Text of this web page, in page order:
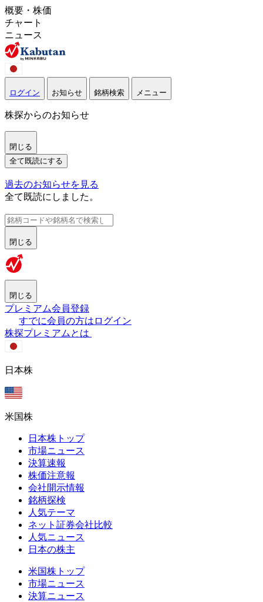
概要・株価
チャート
ニュース
ログイン お知らせ 銘柄検索 メニュー
株探からのお知らせ
閉じる
全て既読にする
過去のお知らせを見る
全て既読にしました。
閉じる
閉じる
プレミアム会員登録
すでに会員の方はログイン
株探プレミアムとは
日本株
米国株
日本株トップ
市場ニュース
決算速報
株価注意報
会社開示情報
銘柄探検
人気テーマ
ネット証券会社比較
人気ニュース
日本の株主
米国株トップ
市場ニュース
決算ニュース